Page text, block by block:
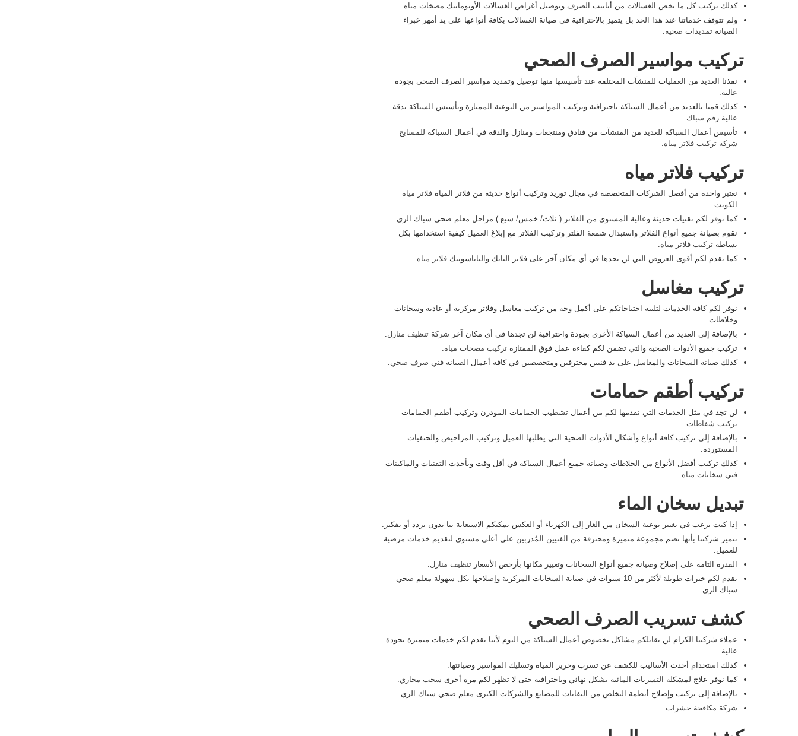
كذلك تركيب كل ما يخص الغسالات من أنابيب الصرف وتوصيل أغراض الغسالات الأوتوماتيك مضخات مياه
ولم تتوقف خدماتنا عند هذا الحد بل يتميز بالاحترافية في صيانة الغسالات بكافة أنواعها على يد أمهر خبراء
الصيانة تمديدات صحية
تركيب مواسير الصرف الصحي
نفذنا العديد من العمليات للمنشآت المختلفة عند تأسيسها منها توصيل وتمديد مواسير الصرف الصحي بجودة
عالية.
كذلك قمنا بالعديد من أعمال السباكة باحترافية وتركيب المواسير من النوعية الممتازة وتأسيس السباكة بدقة
عالية رقم سباك
تأسيس أعمال السباكة للعديد من المنشآت من فنادق ومنتجعات ومنازل والدقة في أعمال السباكة للمسابح
شركة تركيب فلاتر مياه
تركيب فلاتر مياه
نعتبر واحدة من أفضل الشركات المتخصصة في مجال توريد وتركيب أنواع حديثة من فلاتر المياه فلاتر مياه
الكويت
كما نوفر لكم تقنيات حديثة وعالية المستوى من الفلاتر ( ثلاث/ خمس/ سبع ) مراحل معلم صحي سباك الري.
نقوم بصيانة جميع أنواع الفلاتر واستبدال شمعة الفلتر وتركيب الفلاتر مع إبلاغ العميل كيفية استخدامها بكل
بساطة تركيب فلاتر مياه
كما نقدم لكم أقوى العروض التي لن تجدها في أي مكان آخر على فلاتر التانك والباناسونيك فلاتر مياه
تركيب مغاسل
نوفر لكم كافة الخدمات لتلبية احتياجاتكم على أكمل وجه من تركيب مغاسل وفلاتر مركزية أو عادية وسخانات
وخلاطات.
بالإضافة إلى العديد من أعمال السباكة الأخرى بجودة واحترافية لن تجدها في أي مكان آخر شركة تنظيف منازل
تركيب جميع الأدوات الصحية والتي تضمن لكم كفاءة عمل فوق الممتازة تركيب مضخات مياه
كذلك صيانة السخانات والمغاسل على يد فنيين محترفين ومتخصصين في كافة أعمال الصيانة فني صرف صحي
تركيب أطقم حمامات
لن تجد في مثل الخدمات التي نقدمها لكم من أعمال تشطيب الحمامات المودرن وتركيب أطقم الحمامات
تركيب شفاطات
بالإضافة إلى تركيب كافة أنواع وأشكال الأدوات الصحية التي يطلبها العميل وتركيب المراحيض والحنفيات
المستوردة.
كذلك تركيب أفضل الأنواع من الخلاطات وصيانة جميع أعمال السباكة في أقل وقت وبأحدث التقنيات والماكينات
فني سخانات مياه
تبديل سخان الماء
إذا كنت ترغب في تغيير نوعية السخان من الغاز إلى الكهرباء أو العكس يمكنكم الاستعانة بنا بدون تردد أو تفكير.
تتميز شركتنا بأنها تضم مجموعة متميزة ومحترفة من الفنيين المُدربين على أعلى مستوى لتقديم خدمات مرضية
للعميل.
القدرة التامة على إصلاح وصيانة جميع أنواع السخانات وتغيير مكانها بأرخص الأسعار تنظيف منازل
نقدم لكم خبرات طويلة لأكثر من 10 سنوات في صيانة السخانات المركزية وإصلاحها بكل سهولة معلم صحي
سباك الري.
كشف تسريب الصرف الصحي
عملاء شركتنا الكرام لن تقابلكم مشاكل بخصوص أعمال السباكة من اليوم لأننا نقدم لكم خدمات متميزة بجودة
عالية.
كذلك استخدام أحدث الأساليب للكشف عن تسرب وخرير المياه وتسليك المواسير وصيانتها.
كما نوفر علاج لمشكلة التسربات المائية بشكل نهائي وباحترافية حتى لا تظهر لكم مرة أخرى سحب مجاري
بالإضافة إلى تركيب وإصلاح أنظمة التخلص من النفايات للمصانع والشركات الكبرى معلم صحي سباك الري.
شركة مكافحة حشرات